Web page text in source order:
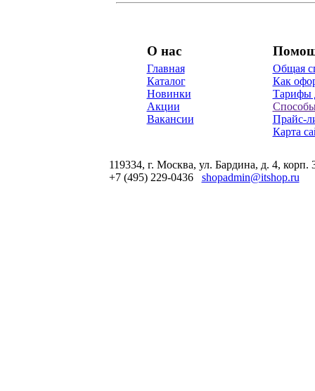
О нас
Главная
Каталог
Новинки
Акции
Вакансии
Общая
Как
Тарифы
Прайс-
Карта
119334, г. Москва, ул. Бардина, д. 4, корп.
+7 (495) 229-0436 shopadmin@itshop.ru